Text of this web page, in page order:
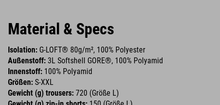
Material & Specs
Isolation: G-LOFT® 80g/m², 100% Polyester
Außenstoff: 3L Softshell GORE®, 100% Polyamid
Innenstoff: 100% Polyamid
Größen: S-XXL
Gewicht (g) trousers: 720 (Größe L)